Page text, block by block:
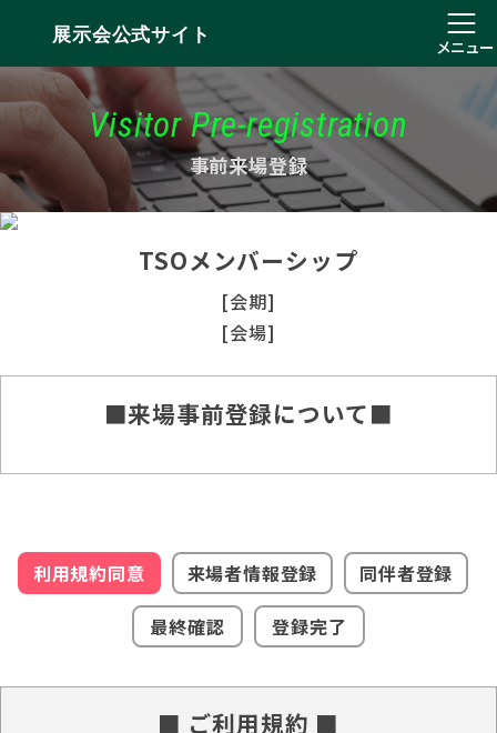
展示会公式サイト
メニュー
Visitor Pre-registration
事前来場登録
TSOメンバーシップ
[会期]
[会場]
■来場事前登録について■
利用規約同意 来場者情報登録
同伴者登録
最終確認
登録完了
■ ご利用規約 ■